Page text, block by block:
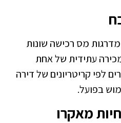
מס רכישה שונות
עתידית של אחת
לפי קריטריונים של דירה
בפועל.
מאקרו